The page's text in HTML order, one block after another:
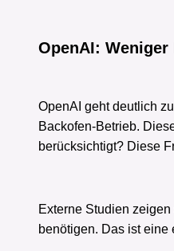
OpenAI:
OpenAI geht deutlich
Backofen-Betrieb.
berücksichtigt? Diese
Externe Studien
benötigen. Das ist